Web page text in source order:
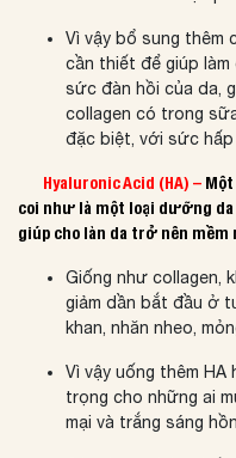
Vì vậy bổ sung thêm
cần thiết để giúp
sức đàn hồi của da,
collagen có trong
đặc biệt, với sức
Hyaluronic Acid (HA) –
coi như là một loại dưỡng
giúp cho làn da trở nên mềm
Giống như collagen,
giảm dần bắt đầu ở
khan, nhăn nheo,
Vì vậy uống thêm HA
trọng cho những ai
mại và trắng sáng